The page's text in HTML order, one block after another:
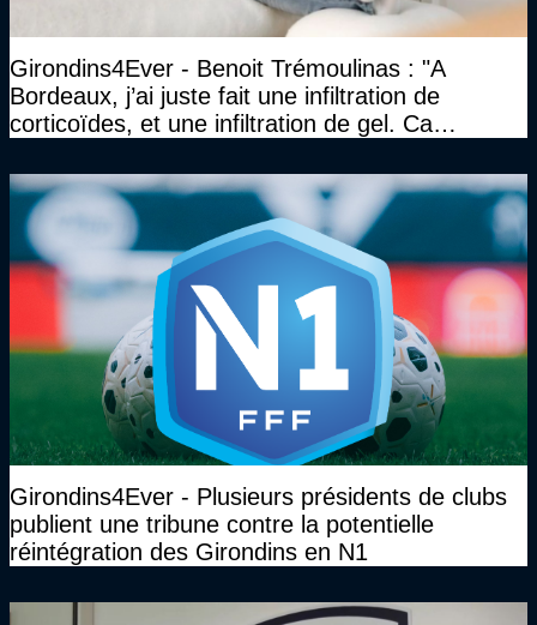
Girondins4Ever - Benoit Trémoulinas : "A
Bordeaux, j’ai juste fait une infiltration de
corticoïdes, et une infiltration de gel. Ca
Girondins4Ever - Plusieurs présidents de clubs
publient une tribune contre la potentielle
réintégration des Girondins en N1